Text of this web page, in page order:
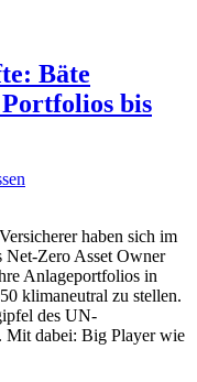
Bäte
bis
haben sich im
Net-Zero Asset Owner
Anlageportfolios in
klimaneutral zu stellen.
des UN-
Mit dabei: Big Player wie